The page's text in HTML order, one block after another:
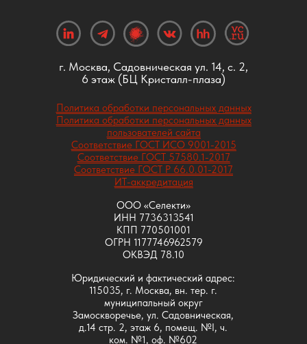
Политика обработки персональных данных
Политика обработки персональных данных
пользователей сайта
Соответствие ГОСТ ИСО 9001-2015
Соответствие ГОСТ 57580.1-2017
Соответствие ГОСТ Р 66.0.01-2017
ИТ-аккредитация
ООО «Селекти»
ИНН 7736313541
КПП 770501001
ОГРН 1177746962579
ОКВЭД 78.10
Юридический и фактический адрес:
115035, г. Москва, вн. тер. г.
муниципальный округ
Замоскворечье, ул. Садовническая,
д.14 стр. 2, этаж 6, помещ. №I, ч.
ком. №1, оф. №602
г. Москва, Садовническая ул. 14, с. 2,
6 этаж (БЦ Кристалл-плаза)